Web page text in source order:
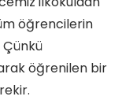
öğrencilerin
öğrenilen bir